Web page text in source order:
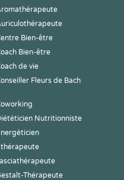
Bien-être
Bien-être
de vie
Fleurs de Bach
Nutritionniste
Thérapeute